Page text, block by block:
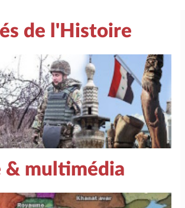
de l'Histoire
& multimédia